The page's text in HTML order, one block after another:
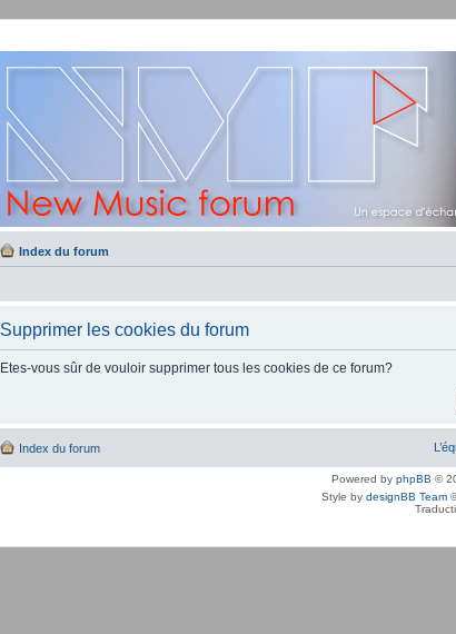
Index du forum
Supprimer les cookies du forum
Etes-vous sûr de vouloir supprimer tous les cookies de ce forum?
Index du forum
Powered by phpBB ©
Style by designBB Team